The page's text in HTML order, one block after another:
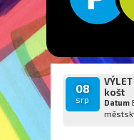
08
srp
košt
Datum